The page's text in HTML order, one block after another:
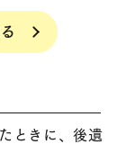
ときに、後遺